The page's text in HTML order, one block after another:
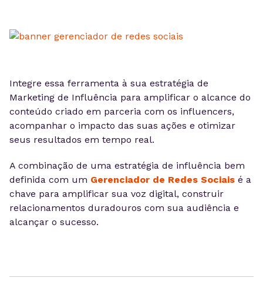
Integre essa ferramenta à sua estratégia de
Marketing de Influência para amplificar o alcance do
conteúdo criado em parceria com os influencers,
acompanhar o impacto das suas ações e otimizar
seus resultados em tempo real.
A combinação de uma estratégia de influência bem
definida com um Gerenciador de Redes Sociais é a
chave para amplificar sua voz digital, construir
relacionamentos duradouros com sua audiência e
alcançar o sucesso.